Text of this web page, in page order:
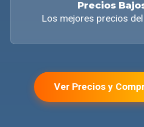
Precios
Los mejores precios
Ver Precios y